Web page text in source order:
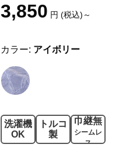
3,850 円 (税込)～
カラー: アイボリー
洗濯機
OK
トルコ
製
巾継無
シームレ
ス